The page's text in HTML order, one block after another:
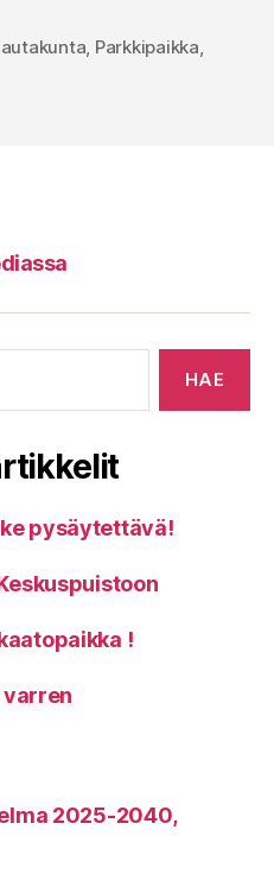
, Parkkipaikka,
pysäytettävä!
!
2025-2040,